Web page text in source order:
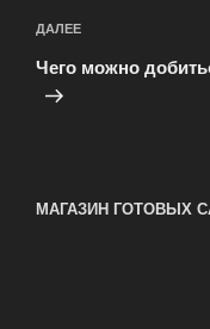
Следующая
запись
ДАЛЕЕ
Чего можно
МАГАЗИН ГОТОВЫХ